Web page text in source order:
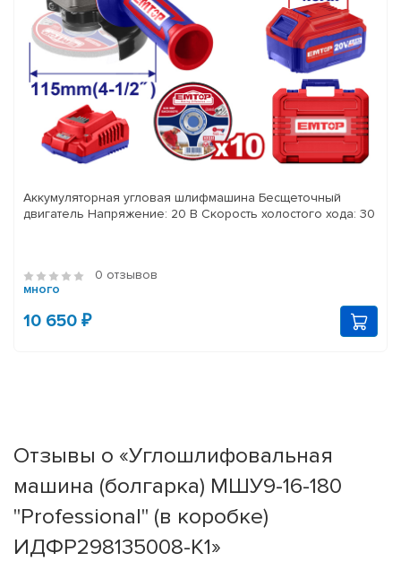
Аккумуляторная угловая шлифмашина Бесщеточный
двигатель Напряжение: 20 В Скорость холостого хода: 30
0 отзывов
много
10 650 ₽
Отзывы о «Углошлифовальная
машина (болгарка) МШУ9-16-180
"Professional" (в коробке)
ИДФР298135008-К1»